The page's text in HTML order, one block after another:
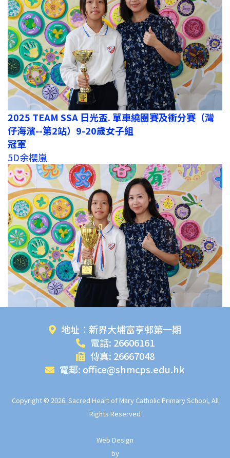
2025 TEAM SSA 日光盃. 單車繞圈賽及衝分賽 （灣
仔海濱--第2站）9-20歲女子組
冠軍
5D余櫻嵐
地址︰新界大埔富亨邨第一期
電話: 26606161
傳真: 26667048
電郵: office@shmcps.edu.hk
Copyright © 2026. Sacred Heart of Mary Catholic Primary School, All
Rights Reserved
Web Design
by